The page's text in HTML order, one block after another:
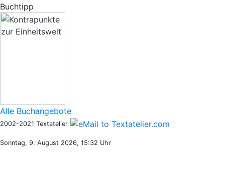
Buchtipp
Alle Buchangebote
2002-2021 Textatelier
Sonntag, 9. August 2026, 15:32 Uhr